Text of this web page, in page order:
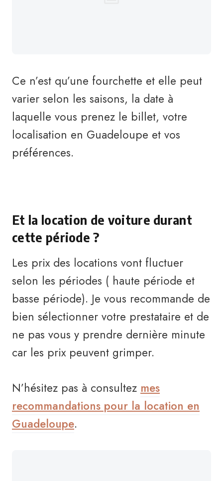
Ce n’est qu’une fourchette et elle peut
varier selon les saisons, la date à
laquelle vous prenez le billet, votre
localisation en Guadeloupe et vos
préférences.
Et la location de voiture durant
cette période ?
Les prix des locations vont fluctuer
selon les périodes ( haute période et
basse période). Je vous recommande de
bien sélectionner votre prestataire et de
ne pas vous y prendre dernière minute
car les prix peuvent grimper.
N’hésitez pas à consultez mes
recommandations pour la location en
Guadeloupe.